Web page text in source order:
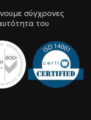
σύγχρονες
του